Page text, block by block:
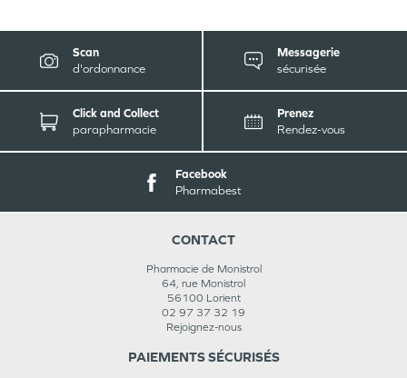
Scan
d'ordonnance
Messagerie
sécurisée
Click and Collect
parapharmacie
Prenez
Rendez-vous
Facebook
Pharmabest
CONTACT
Pharmacie de Monistrol
64, rue Monistrol
56100 Lorient
02 97 37 32 19
Rejoignez-nous
PAIEMENTS SÉCURISÉS